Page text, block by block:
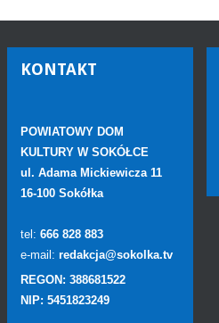
KONTAKT
POWIATOWY DOM
KULTURY W SOKÓŁCE
ul. Adama Mickiewicza 11
16-100 Sokółka
tel: 666 828 883
e-mail: redakcja@sokolka.tv
REGON: 388681522
NIP: 5451823249